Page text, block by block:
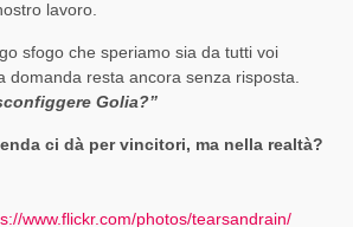
lavoro.
sfogo che speriamo sia da tutti voi
domanda resta ancora senza risposta.
Golia?”
ci dà per vincitori, ma nella realtà?
www.flickr.com/photos/tearsandrain/